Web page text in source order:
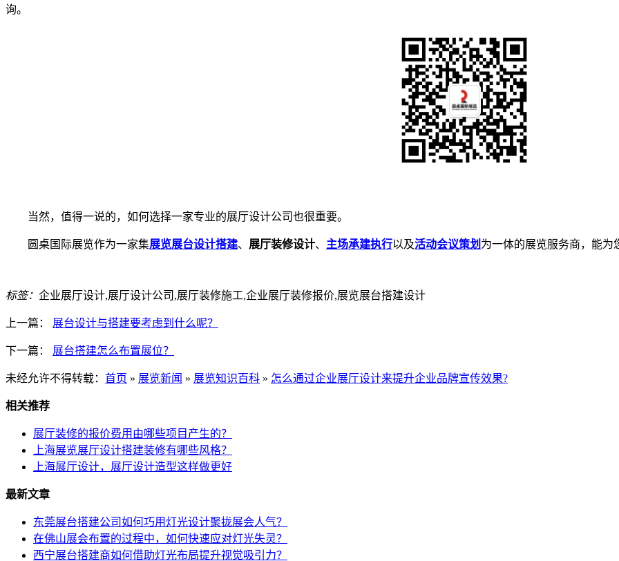
询。
当然，值得一说的，如何选择一家专业的展厅设计公司也很重要。
圆桌国际展览作为一家集展览展台设计搭建、 展厅装修设计、 主场承建执行以及活动会议策划 为一体的展览服务商，能为
标签： 企业展厅设计,展厅设计公司,展厅装修施工,企业展厅装修报价,展览展台搭建设计
上一篇： 展台设计与搭建要考虑到什么呢？
下一篇： 展台搭建怎么布置展位？
未经允许不得转载： 首页 » 展览新闻 » 展览知识百科 » 怎么通过企业展厅设计来提升企业品牌宣传效果?
相关推荐
展厅装修的报价费用由哪些项目产生的？
上海展览展厅设计搭建装修有哪些风格？
上海展厅设计，展厅设计造型这样做更好
最新文章
东莞展台搭建公司如何巧用灯光设计聚拢展会人气？
在佛山展会布置的过程中，如何快速应对灯光失灵？
西宁展台搭建商如何借助灯光布局提升视觉吸引力？